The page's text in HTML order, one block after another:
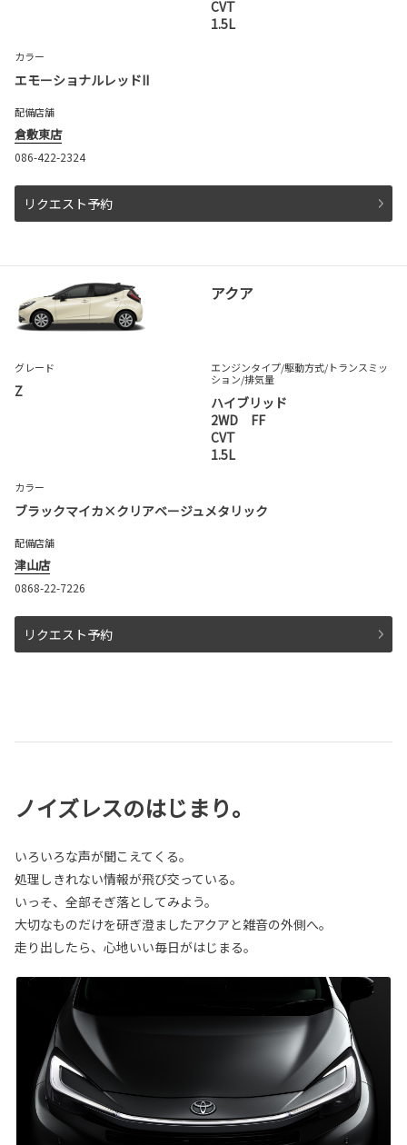
CVT
1.5L
カラー
エモーショナルレッドII
配備店舗
倉敷東店
086-422-2324
リクエスト予約
アクア
グレード
Z
エンジンタイプ/駆動方式/トランスミッ
ション/排気量
ハイブリッド
2WD FF
CVT
1.5L
カラー
ブラックマイカ×クリアベージュメタリック
配備店舗
津山店
0868-22-7226
リクエスト予約
ノイズレスのはじまり。
いろいろな声が聞こえてくる。
処理しきれない情報が飛び交っている。
いっそ、全部そぎ落としてみよう。
大切なものだけを研ぎ澄ましたアクアと雑音の外側へ。
走り出したら、心地いい毎日がはじまる。